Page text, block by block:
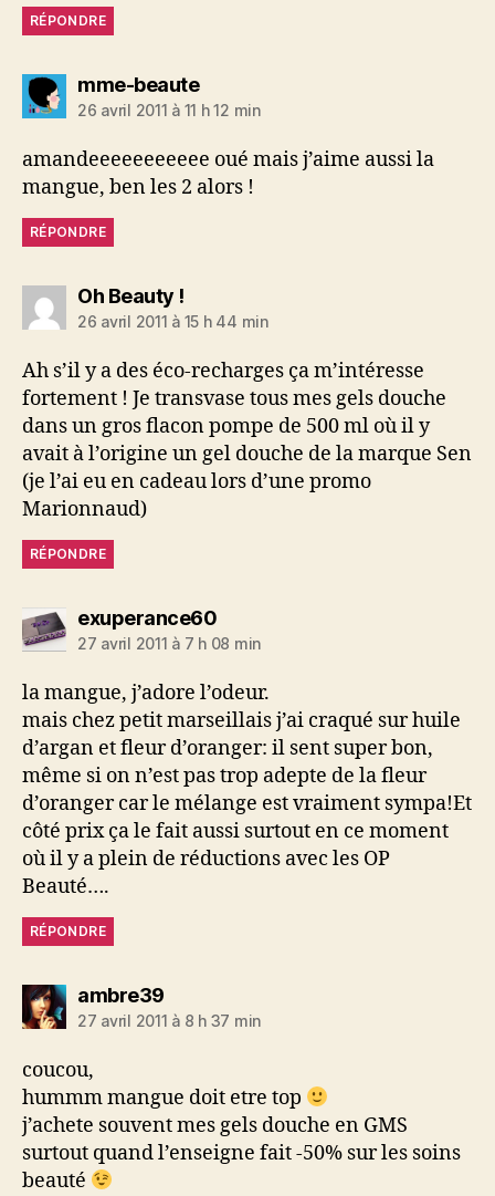
RÉPONDRE
mme-beautedit :
26 avril 2011 à 11 h 12 min
amandeeeeeeeeeee oué mais j’aime aussi la
mangue, ben les 2 alors !
RÉPONDRE
Oh Beauty !dit :
26 avril 2011 à 15 h 44 min
Ah s’il y a des éco-recharges ça m’intéresse
fortement ! Je transvase tous mes gels douche
dans un gros flacon pompe de 500 ml où il y
avait à l’origine un gel douche de la marque Sen
(je l’ai eu en cadeau lors d’une promo
Marionnaud)
RÉPONDRE
exuperance60dit :
27 avril 2011 à 7 h 08 min
la mangue, j’adore l’odeur.
mais chez petit marseillais j’ai craqué sur huile
d’argan et fleur d’oranger: il sent super bon,
même si on n’est pas trop adepte de la fleur
d’oranger car le mélange est vraiment sympa!Et
côté prix ça le fait aussi surtout en ce moment
où il y a plein de réductions avec les OP
Beauté….
RÉPONDRE
ambre39dit :
27 avril 2011 à 8 h 37 min
coucou,
hummm mangue doit etre top
j’achete souvent mes gels douche en GMS
surtout quand l’enseigne fait -50% sur les soins
beauté